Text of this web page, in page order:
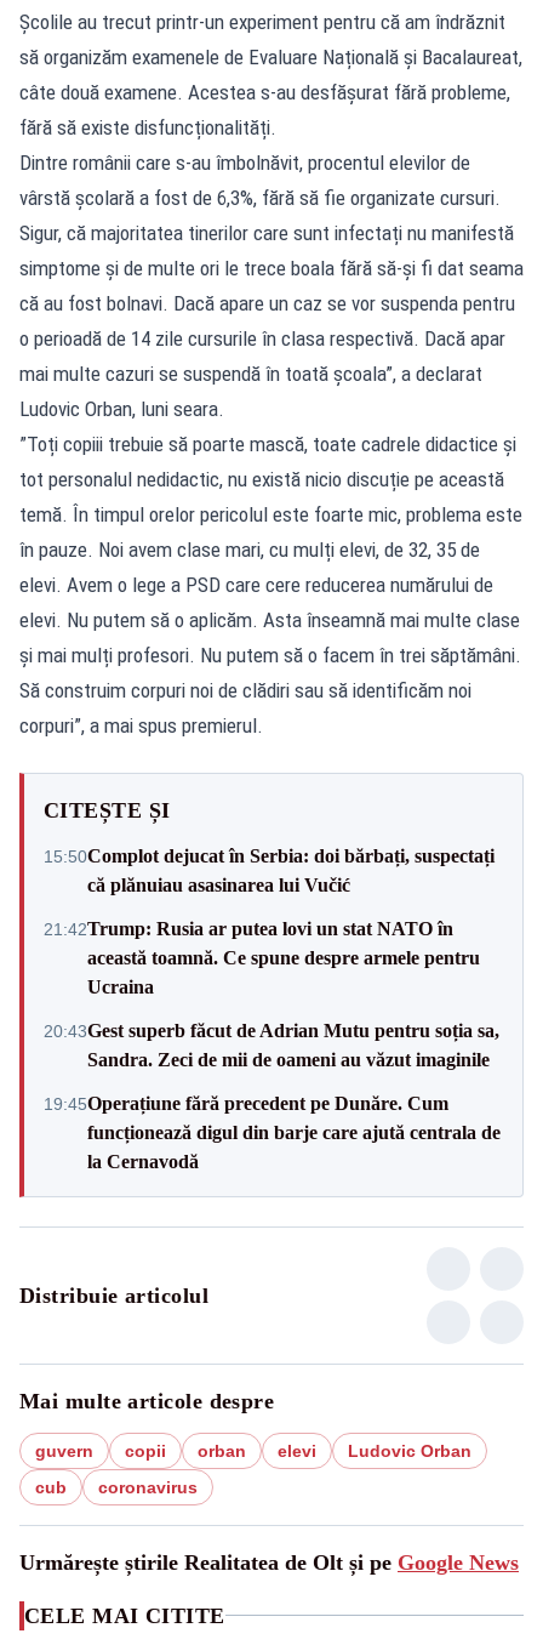
Școlile au trecut printr-un experiment pentru că am îndrăznit
să organizăm examenele de Evaluare Națională și Bacalaureat,
câte două examene. Acestea s-au desfășurat fără probleme,
fără să existe disfuncționalități.
Dintre românii care s-au îmbolnăvit, procentul elevilor de
vârstă școlară a fost de 6,3%, fără să fie organizate cursuri.
Sigur, că majoritatea tinerilor care sunt infectați nu manifestă
simptome și de multe ori le trece boala fără să-și fi dat seama
că au fost bolnavi. Dacă apare un caz se vor suspenda pentru
o perioadă de 14 zile cursurile în clasa respectivă. Dacă apar
mai multe cazuri se suspendă în toată școala”, a declarat
Ludovic Orban, luni seara.
”Toți copiii trebuie să poarte mască, toate cadrele didactice și
tot personalul nedidactic, nu există nicio discuție pe această
temă. În timpul orelor pericolul este foarte mic, problema este
în pauze. Noi avem clase mari, cu mulți elevi, de 32, 35 de
elevi. Avem o lege a PSD care cere reducerea numărului de
elevi. Nu putem să o aplicăm. Asta înseamnă mai multe clase
și mai mulți profesori. Nu putem să o facem în trei săptămâni.
Să construim corpuri noi de clădiri sau să identificăm noi
corpuri”, a mai spus premierul.
CITEȘTE ȘI
15:50Complot dejucat în Serbia: doi bărbați, suspectați
că plănuiau asasinarea lui Vučić
21:42Trump: Rusia ar putea lovi un stat NATO în
această toamnă. Ce spune despre armele pentru
Ucraina
20:43Gest superb făcut de Adrian Mutu pentru soția sa,
Sandra. Zeci de mii de oameni au văzut imaginile
19:45Operațiune fără precedent pe Dunăre. Cum
funcționează digul din barje care ajută centrala de
la Cernavodă
Distribuie articolul
Mai multe articole despre
guvern copii orban elevi
Ludovic Orban
cub
coronavirus
Urmărește știrile Realitatea de Olt și pe Google News
CELE MAI CITITE